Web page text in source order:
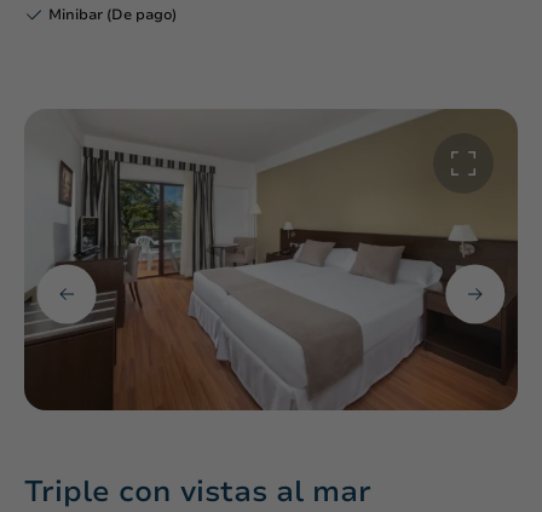
Minibar (De pago)
Triple con vistas al mar